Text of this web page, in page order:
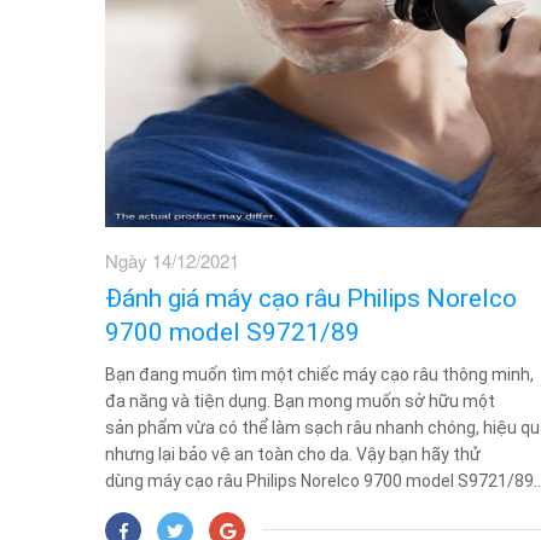
Ngày 14/12/2021
Đánh giá máy cạo râu Philips Norelco
9700 model S9721/89
Bạn đang muốn tìm một chiếc máy cạo râu thông minh,
đa năng và tiện dụng. Bạn mong muốn sở hữu một
sản phẩm vừa có thể làm sạch râu nhanh chóng, hiệu
nhưng lại bảo vệ an toàn cho da. Vậy bạn hãy thử
dùng máy cạo râu Philips Norelco 9700 model S9721/